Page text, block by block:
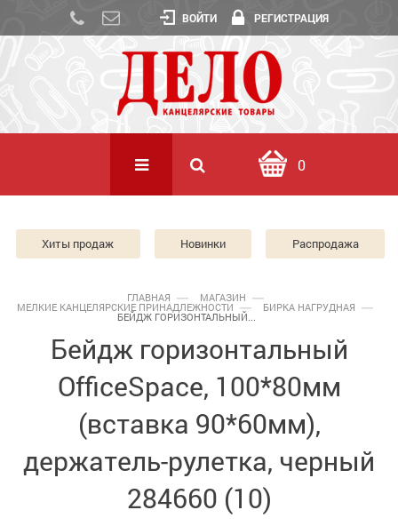
ВОЙТИ РЕГИСТРАЦИЯ
0
Хиты продаж Новинки Распродажа
ГЛАВНАЯ МАГАЗИН
МЕЛКИЕ КАНЦЕЛЯРСКИЕ ПРИНАДЛЕЖНОСТИ БИРКА НАГРУДНАЯ
БЕЙДЖ ГОРИЗОНТАЛЬНЫЙ...
Бейдж горизонтальный
OfficeSpace, 100*80мм
(вставка 90*60мм),
держатель-рулетка, черный
284660 (10)